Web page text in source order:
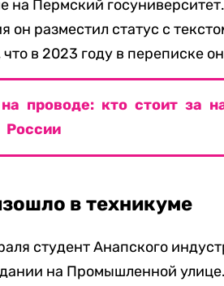
на Пермский
он разместил статус с
что в 2023 году в переписке
проводе: кто стоит за
в техникуме
студент Анапского
на Промышленной